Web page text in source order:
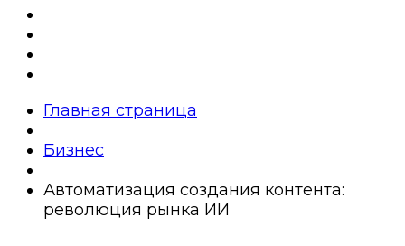
Главная страница
Бизнес
Автоматизация создания контента:
революция рынка ИИ